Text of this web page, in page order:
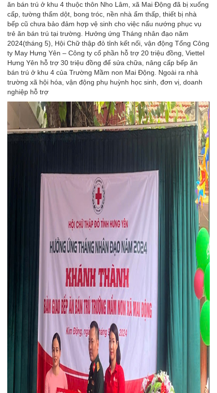
ăn bán trú ở khu 4 thuộc thôn Nho Lâm, xã Mai Động đã bị xuống
cấp, tường thấm dột, bong tróc, nền nhà ẩm thấp, thiết bị nhà
bếp cũ chưa bảo đảm hợp vệ sinh cho việc nấu nướng phục vụ
trẻ ăn bán trú tại trường. Hưởng ứng Tháng nhân đạo năm
2024(tháng 5), Hội Chữ thập đỏ tỉnh kết nối, vận động Tổng Công
ty May Hưng Yên – Công ty cổ phần hỗ trợ 20 triệu đồng, Viettel
Hưng Yên hỗ trợ 30 triệu đồng để sửa chữa, nâng cấp bếp ăn
bán trú ở khu 4 của Trường Mầm non Mai Động. Ngoài ra nhà
trường xã hội hóa, vận động phụ huỳnh học sinh, đơn vị, doanh
nghiệp hỗ trợ